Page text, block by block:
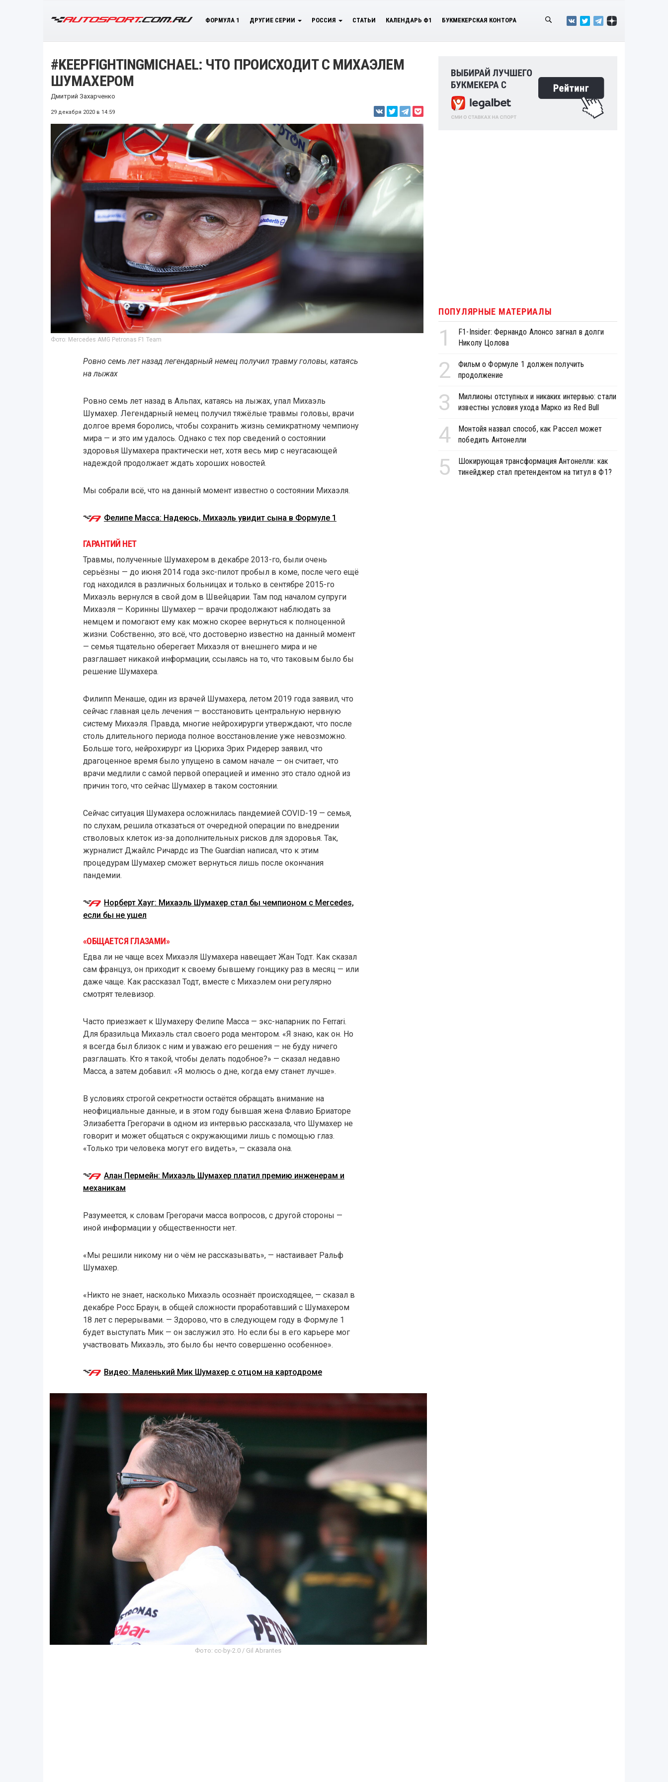
ФОРМУЛА 1 ДРУГИЕ СЕРИИ РОССИЯ СТАТЬИ КАЛЕНДАРЬ Ф1 БУКМЕКЕРСКАЯ КОНТОРА
#KEEPFIGHTINGMICHAEL: ЧТО ПРОИСХОДИТ С МИХАЭЛЕМ
ШУМАХЕРОМ
Дмитрий Захарченко
29 декабря 2020 в 14:59
Фото: Mercedes AMG Petronas F1 Team
Ровно семь лет назад легендарный немец получил травму головы, катаясь
на лыжах
Ровно семь лет назад в Альпах, катаясь на лыжах, упал Михаэль
Шумахер. Легендарный немец получил тяжёлые травмы головы, врачи
долгое время боролись, чтобы сохранить жизнь семикратному чемпиону
мира — и это им удалось. Однако с тех пор сведений о состоянии
здоровья Шумахера практически нет, хотя весь мир с неугасающей
надеждой продолжает ждать хороших новостей.
Мы собрали всё, что на данный момент известно о состоянии Михаэля.
Фелипе Масса: Надеюсь, Михаэль увидит сына в Формуле 1
ГАРАНТИЙ НЕТ
Травмы, полученные Шумахером в декабре 2013-го, были очень
серьёзны — до июня 2014 года экс-пилот пробыл в коме, после чего ещё
год находился в различных больницах и только в сентябре 2015-го
Михаэль вернулся в свой дом в Швейцарии. Там под началом супруги
Михаэля — Коринны Шумахер — врачи продолжают наблюдать за
немцем и помогают ему как можно скорее вернуться к полноценной
жизни. Собственно, это всё, что достоверно известно на данный момент
— семья тщательно оберегает Михаэля от внешнего мира и не
разглашает никакой информации, ссылаясь на то, что таковым было бы
решение Шумахера.
Филипп Менаше, один из врачей Шумахера, летом 2019 года заявил, что
сейчас главная цель лечения — восстановить центральную нервную
систему Михаэля. Правда, многие нейрохирурги утверждают, что после
столь длительного периода полное восстановление уже невозможно.
Больше того, нейрохирург из Цюриха Эрих Ридерер заявил, что
драгоценное время было упущено в самом начале — он считает, что
врачи медлили с самой первой операцией и именно это стало одной из
причин того, что сейчас Шумахер в таком состоянии.
Сейчас ситуация Шумахера осложнилась пандемией COVID-19 — семья,
по слухам, решила отказаться от очередной операции по внедрении
стволовых клеток из-за дополнительных рисков для здоровья. Так,
журналист Джайлс Ричардс из The Guardian написал, что к этим
процедурам Шумахер сможет вернуться лишь после окончания
пандемии.
Норберт Хауг: Михаэль Шумахер стал бы чемпионом с Mercedes,
если бы не ушел
«ОБЩАЕТСЯ ГЛАЗАМИ»
Едва ли не чаще всех Михаэля Шумахера навещает Жан Тодт. Как сказал
сам француз, он приходит к своему бывшему гонщику раз в месяц — или
даже чаще. Как рассказал Тодт, вместе с Михаэлем они регулярно
смотрят телевизор.
Часто приезжает к Шумахеру Фелипе Масса — экс-напарник по Ferrari.
Для бразильца Михаэль стал своего рода ментором. «Я знаю, как он. Но
я всегда был близок с ним и уважаю его решения — не буду ничего
разглашать. Кто я такой, чтобы делать подобное?» — сказал недавно
Масса, а затем добавил: «Я молюсь о дне, когда ему станет лучше».
В условиях строгой секретности остаётся обращать внимание на
неофициальные данные, и в этом году бывшая жена Флавио Бриаторе
Элизабетта Грегорачи в одном из интервью рассказала, что Шумахер не
говорит и может общаться с окружающими лишь с помощью глаз.
«Только три человека могут его видеть», — сказала она.
Алан Пермейн: Михаэль Шумахер платил премию инженерам и
механикам
Разумеется, к словам Грегорачи масса вопросов, с другой стороны —
иной информации у общественности нет.
«Мы решили никому ни о чём не рассказывать», — настаивает Ральф
Шумахер.
«Никто не знает, насколько Михаэль осознаёт происходящее, — сказал в
декабре Росс Браун, в общей сложности проработавший с Шумахером
18 лет с перерывами. — Здорово, что в следующем году в Формуле 1
будет выступать Мик — он заслужил это. Но если бы в его карьере мог
участвовать Михаэль, это было бы нечто совершенно особенное».
Видео: Маленький Мик Шумахер с отцом на картодроме
Фото: cc-by-2.0 / Gil Abrantes
ПОПУЛЯРНЫЕ МАТЕРИАЛЫ
1
F1-Insider: Фернандо Алонсо загнал в долги
Николу Цолова
2
Фильм о Формуле 1 должен получить
продолжение
3
Миллионы отступных и никаких интервью: стали
известны условия ухода Марко из Red Bull
4
Монтойя назвал способ, как Рассел может
победить Антонелли
5
Шокирующая трансформация Антонелли: как
тинейджер стал претендентом на титул в Ф1?